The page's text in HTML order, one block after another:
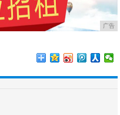
广告